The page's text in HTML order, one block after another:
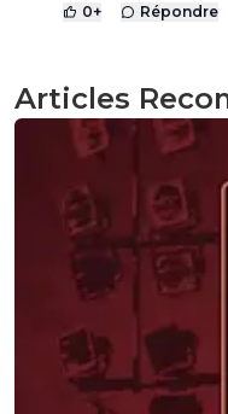
0+ Répondre
Articles